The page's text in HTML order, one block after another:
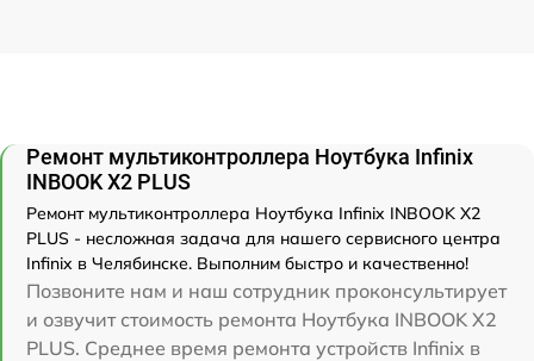
Ремонт мультиконтроллера Ноутбука Infinix
INBOOK X2 PLUS
Ремонт мультиконтроллера Ноутбука Infinix INBOOK X2
PLUS - несложная задача для нашего сервисного центра
Infinix в Челябинске. Выполним быстро и качественно!
Позвоните нам и наш сотрудник проконсультирует
и озвучит стоимость ремонта Ноутбука INBOOK X2
PLUS. Среднее время ремонта устройств Infinix в